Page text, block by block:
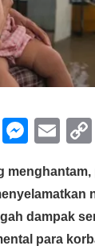
Li
M
ss
e
n
E
ail
dampak
para